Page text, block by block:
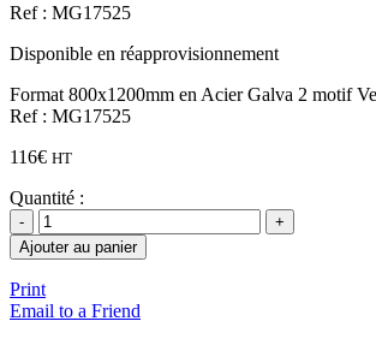
Ref : MG17525
Disponible en réapprovisionnement
Format 800x1200mm en Acier Galva 2 motif
Ref : MG17525
116€ HT
Quantité :
Ajouter au panier
Print
Email to a Friend